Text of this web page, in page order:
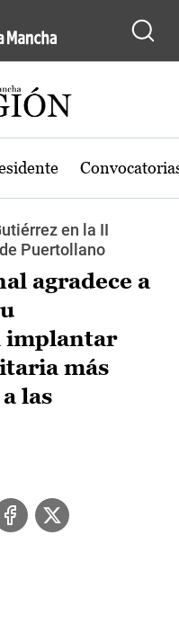
en la II
Puertollano
agradece a
implantar
más
las